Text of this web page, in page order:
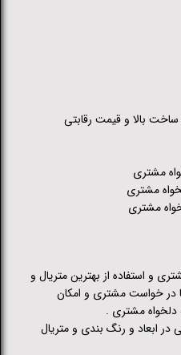
و استفاده از بهترین متریال و
در خواست مشتری و امکان
دلخواه مشتری .
در ابعاد و رنگ بندی و متریال